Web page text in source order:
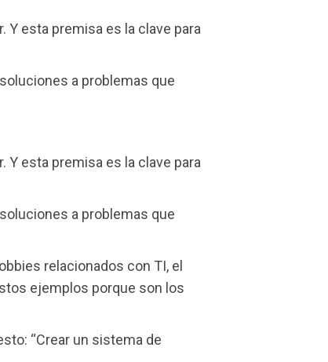
Y esta premisa es la clave para
a problemas que
Y esta premisa es la clave para
a problemas que
relacionados con TI, el
ejemplos porque son los
“Crear un sistema de